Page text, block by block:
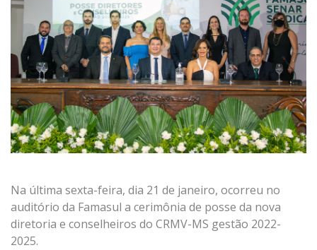
Na última sexta-feira, dia 21 de janeiro, ocorreu no
auditório da Famasul a cerimônia de posse da nova
diretoria e conselheiros do CRMV-MS gestão 2022-
2025.